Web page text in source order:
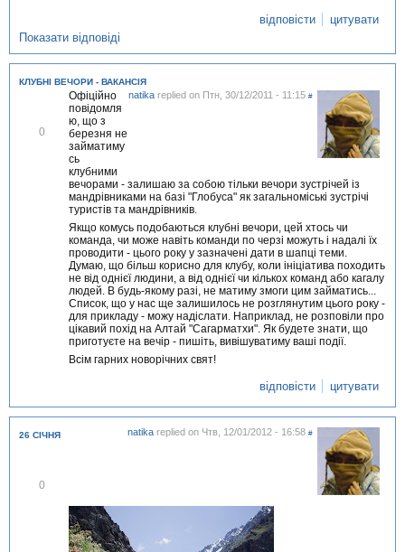
відповісти
цитувати
Показати відповіді
КЛУБНІ ВЕЧОРИ - ВАКАНСІЯ
natikareplied on Птн, 30/12/2011 - 11:15 #
0
Офіційно
повідомля
ю, що з
березня не
займатиму
сь
клубними
вечорами - залишаю за собою тільки вечори зустрічей із
мандрівниками на базі "Глобуса" як загальноміські зустрічі
туристів та мандрівників.
Якщо комусь подобаються клубні вечори, цей хтось чи
команда, чи може навіть команди по черзі можуть і надалі їх
проводити - цього року у зазначені дати в шапці теми.
Думаю, що більш корисно для клубу, коли ініціатива походить
не від однієї людини, а від однієї чи кількох команд або кагалу
людей. В будь-якому разі, не матиму змоги цим займатись...
Список, що у нас ще залишилось не розглянутим цього року -
для прикладу - можу надіслати. Наприклад, не розповіли про
цікавий похід на Алтай "Сагарматхи". Як будете знати, що
приготуєте на вечір - пишіть, вивішуватиму ваші події.
Всім гарних новорічних свят!
відповісти цитувати
26 СІЧНЯ natikareplied on Чтв, 12/01/2012 - 16:58 #
0